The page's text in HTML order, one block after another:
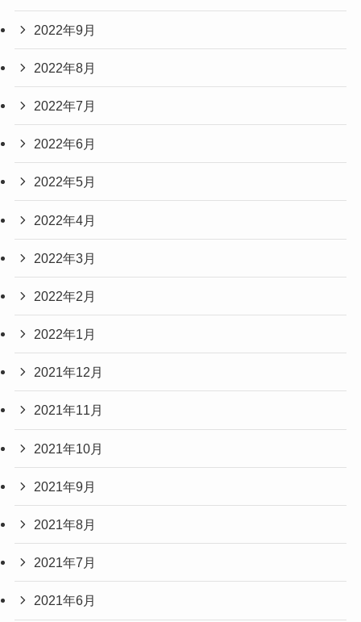
2022年9月
2022年8月
2022年7月
2022年6月
2022年5月
2022年4月
2022年3月
2022年2月
2022年1月
2021年12月
2021年11月
2021年10月
2021年9月
2021年8月
2021年7月
2021年6月